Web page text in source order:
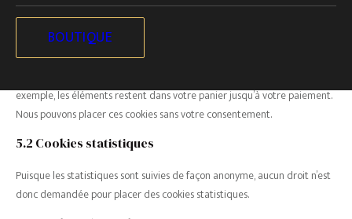
BOUTIQUE
du site web et la prise en compte de vos préférences en tant
qu’utilisateur. En plaçant des cookies fonctionnels, nous vous facilitons la
visite de notre site web. Ainsi, vous n’avez pas besoin de saisir à plusieurs
exemple, les éléments restent dans votre panier jusqu’à votre paiement.
Nous pouvons placer ces cookies sans votre consentement.
5.2 Cookies statistiques
Puisque les statistiques sont suivies de façon anonyme, aucun droit n’est
donc demandée pour placer des cookies statistiques.